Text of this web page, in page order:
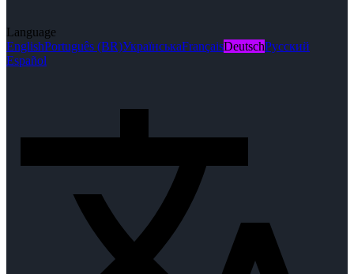
Language
EnglishPortuguês (BR)УкраїнськаFrançaisDeutschРусский
Español